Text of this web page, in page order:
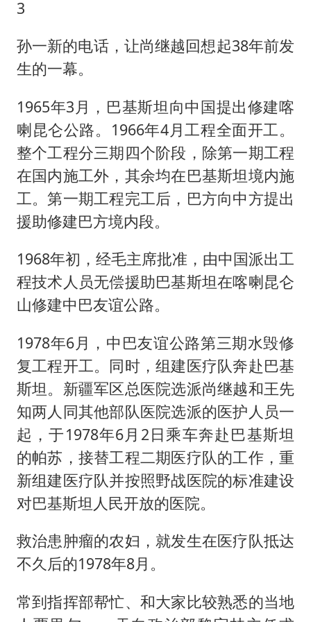
3
孙一新的电话，让尚继越回想起38年前发
生的一幕。
1965年3月，巴基斯坦向中国提出修建喀
喇昆仑公路。1966年4月工程全面开工。
整个工程分三期四个阶段，除第一期工程
在国内施工外，其余均在巴基斯坦境内施
工。第一期工程完工后，巴方向中方提出
援助修建巴方境内段。
1968年初，经毛主席批准，由中国派出工
程技术人员无偿援助巴基斯坦在喀喇昆仑
山修建中巴友谊公路。
1978年6月，中巴友谊公路第三期水毁修
复工程开工。同时，组建医疗队奔赴巴基
斯坦。新疆军区总医院选派尚继越和王先
知两人同其他部队医院选派的医护人员一
起，于1978年6月2日乘车奔赴巴基斯坦
的帕苏，接替工程二期医疗队的工作，重
新组建医疗队并按照野战医院的标准建设
对巴基斯坦人民开放的医院。
救治患肿瘤的农妇，就发生在医疗队抵达
不久后的1978年8月。
常到指挥部帮忙、和大家比较熟悉的当地